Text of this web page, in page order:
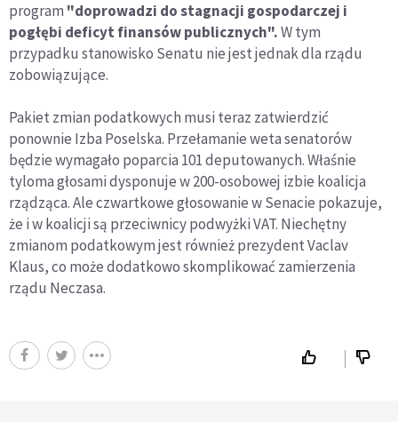
program "doprowadzi do stagnacji gospodarczej i
pogłębi deficyt finansów publicznych".W tym
przypadku stanowisko Senatu nie jest jednak dla rządu
zobowiązujące.
Pakiet zmian podatkowych musi teraz zatwierdzić
ponownie Izba Poselska. Przełamanie weta senatorów
będzie wymagało poparcia 101 deputowanych. Właśnie
tyloma głosami dysponuje w 200-osobowej izbie koalicja
rządząca. Ale czwartkowe głosowanie w Senacie pokazuje,
że i w koalicji są przeciwnicy podwyżki VAT. Niechętny
zmianom podatkowym jest również prezydent Vaclav
Klaus, co może dodatkowo skomplikować zamierzenia
rządu Neczasa.